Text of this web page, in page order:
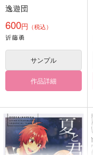
逸遊団
600円 （税込）
近藤勇
サンプル
作品詳細